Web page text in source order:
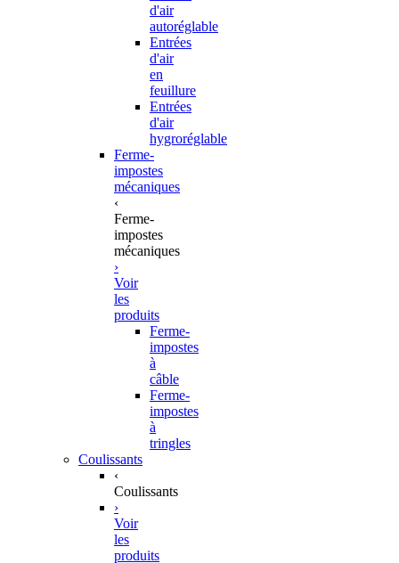
d'air
autoréglable
Entrées
d'air
en
feuillure
Entrées
d'air
hygroréglable
Ferme-
impostes
mécaniques
‹
Ferme-
impostes
mécaniques
›
Voir
les
produits
Ferme-
impostes
à
câble
Ferme-
impostes
à
tringles
Coulissants
‹
Coulissants
›
Voir
les
produits